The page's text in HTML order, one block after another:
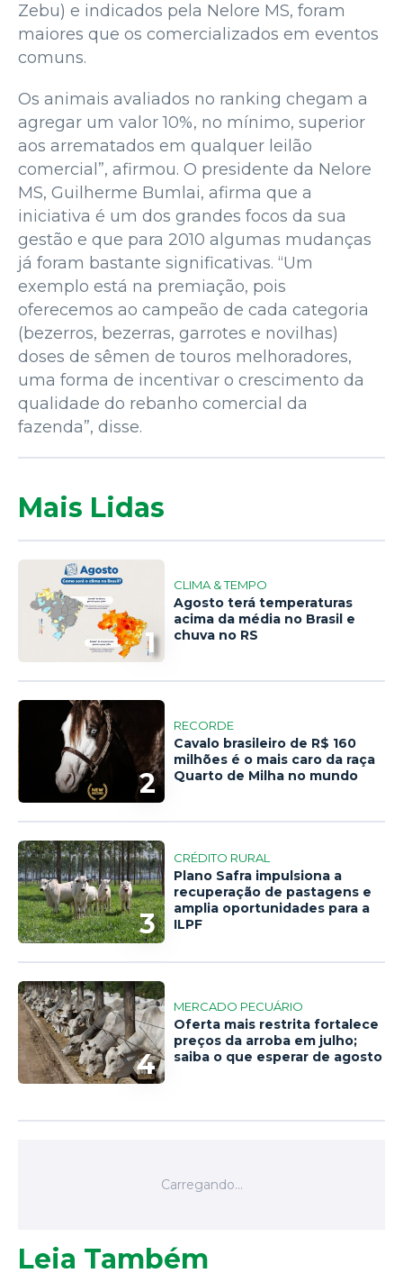
Zebu) e indicados pela Nelore MS, foram
maiores que os comercializados em eventos
comuns.
Os animais avaliados no ranking chegam a
agregar um valor 10%, no mínimo, superior
aos arrematados em qualquer leilão
comercial”, afirmou. O presidente da Nelore
MS, Guilherme Bumlai, afirma que a
iniciativa é um dos grandes focos da sua
gestão e que para 2010 algumas mudanças
já foram bastante significativas. “Um
exemplo está na premiação, pois
oferecemos ao campeão de cada categoria
(bezerros, bezerras, garrotes e novilhas)
doses de sêmen de touros melhoradores,
uma forma de incentivar o crescimento da
qualidade do rebanho comercial da
fazenda”, disse.
Mais Lidas
1
CLIMA & TEMPO
Agosto terá temperaturas
acima da média no Brasil e
chuva no RS
2
RECORDE
Cavalo brasileiro de R$ 160
milhões é o mais caro da raça
Quarto de Milha no mundo
3
CRÉDITO RURAL
Plano Safra impulsiona a
recuperação de pastagens e
amplia oportunidades para a
ILPF
4
MERCADO PECUÁRIO
Oferta mais restrita fortalece
preços da arroba em julho;
saiba o que esperar de agosto
Leia Também